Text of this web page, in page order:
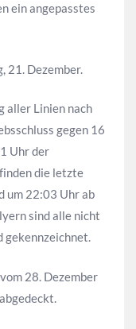
ein angepasstes
21. Dezember.
aller Linien nach
gegen 16
Uhr der
die letzte
um 22:03 Uhr ab
sind alle nicht
gekennzeichnet.
28. Dezember